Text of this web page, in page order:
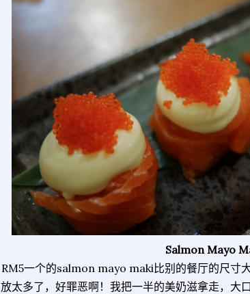
Salmon Mayo
RM5一个的salmon mayo maki比别的餐厅的尺寸
放太多了，好罪恶啊！我把一半的美奶滋拿走，大